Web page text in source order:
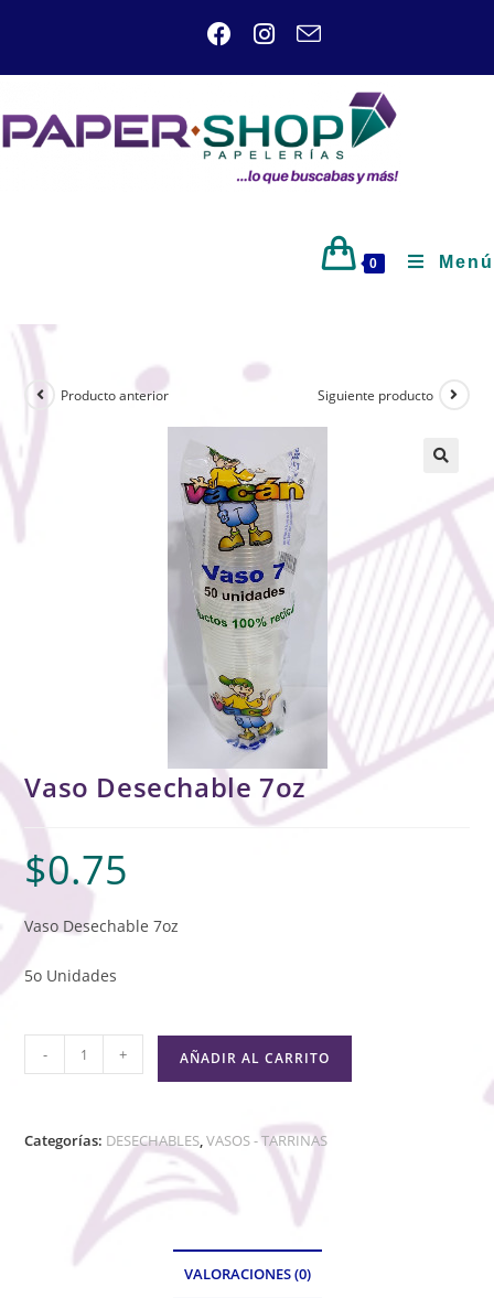
0 Menú
Producto anterior Siguiente producto
Vaso Desechable 7oz
$0.75
Vaso Desechable 7oz
5o Unidades
- + AÑADIR AL CARRITO
Categorías: DESECHABLES,VASOS - TARRINAS
VALORACIONES (0)